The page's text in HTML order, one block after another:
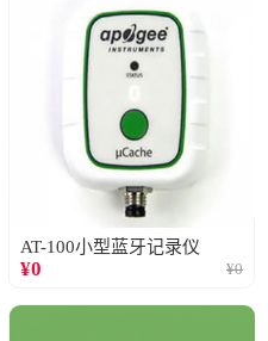
AT-100小型蓝牙记录仪
¥0 ¥0